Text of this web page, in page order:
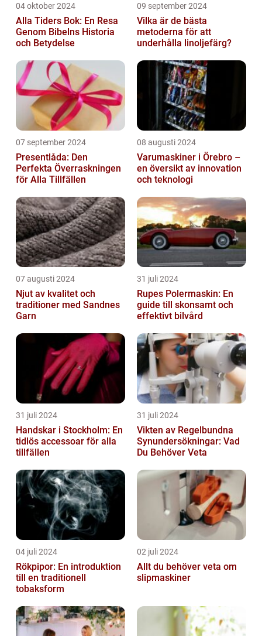
04 oktober 2024
Alla Tiders Bok: En Resa
Genom Bibelns Historia
och Betydelse
09 september 2024
Vilka är de bästa
metoderna för att
underhålla linoljefärg?
07 september 2024
Presentlåda: Den
Perfekta Överraskningen
för Alla Tillfällen
08 augusti 2024
Varumaskiner i Örebro –
en översikt av innovation
och teknologi
07 augusti 2024
Njut av kvalitet och
traditioner med Sandnes
Garn
31 juli 2024
Rupes Polermaskin: En
guide till skonsamt och
effektivt bilvård
31 juli 2024
Handskar i Stockholm: En
tidlös accessoar för alla
tillfällen
31 juli 2024
Vikten av Regelbundna
Synundersökningar: Vad
Du Behöver Veta
04 juli 2024
Rökpipor: En introduktion
till en traditionell
tobaksform
02 juli 2024
Allt du behöver veta om
slipmaskiner